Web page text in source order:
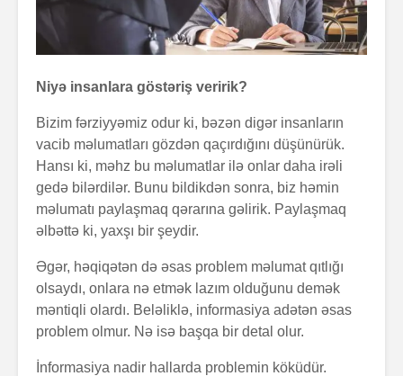
Niyə insanlara göstəriş veririk?
Bizim fərziyyəmiz odur ki, bəzən digər insanların
vacib məlumatları gözdən qaçırdığını düşünürük.
Hansı ki, məhz bu məlumatlar ilə onlar daha irəli
gedə bilərdilər. Bunu bildikdən sonra, biz həmin
məlumatı paylaşmaq qərarına gəlirik. Paylaşmaq
əlbəttə ki, yaxşı bir şeydir.
Əgər, həqiqətən də əsas problem məlumat qıtlığı
olsaydı, onlara nə etmək lazım olduğunu demək
məntiqli olardı. Beləliklə, informasiya adətən əsas
problem olmur. Nə isə başqa bir detal olur.
İnformasiya nadir hallarda problemin köküdür.
Zaman keçir,
yoxsa biz?